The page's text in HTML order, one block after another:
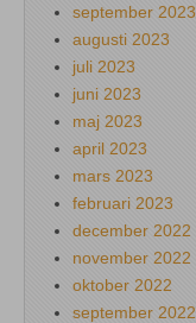
september 2023
augusti 2023
juli 2023
juni 2023
maj 2023
april 2023
mars 2023
februari 2023
december 2022
november 2022
oktober 2022
september 2022